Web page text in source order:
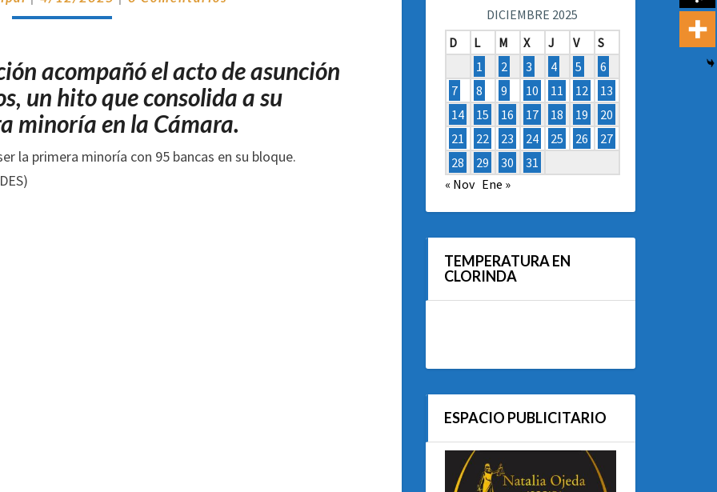
JURA
127
DIPUTADOS
ELECTOS
acompañó el acto de asunción
un hito que consolida a su
minoría en la Cámara.
DICIEMBRE 2025
D
L M X J V
S
1
2 3 4 5
6
7
8 9 10 11 12
13
14
15 16 17 18 19
20
21
22 23 24 25 26
27
28
29 30
31
« Nov Ene »
TEMPERATURA EN
CLORINDA
ESPACIO PUBLICITARIO